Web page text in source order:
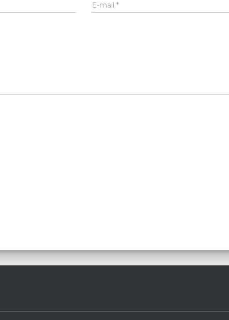
E-mail*